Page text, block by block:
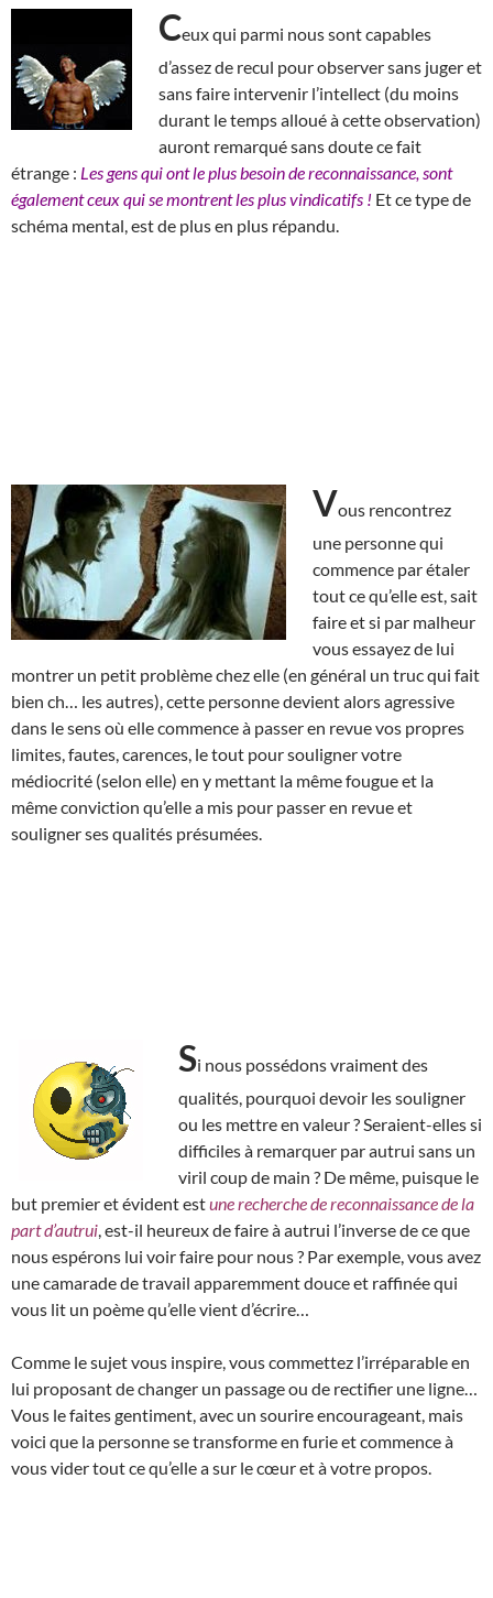
Ceux qui parmi nous sont capables
d’assez de recul pour observer sans juger et
sans faire intervenir l’intellect (du moins
durant le temps alloué à cette observation)
auront remarqué sans doute ce fait
étrange : Les gens qui ont le plus besoin de reconnaissance, sont
également ceux qui se montrent les plus vindicatifs ! Et ce type de
schéma mental, est de plus en plus répandu.
Vous rencontrez
une personne qui
commence par étaler
tout ce qu’elle est, sait
faire et si par malheur
vous essayez de lui
montrer un petit problème chez elle (en général un truc qui fait
bien ch… les autres), cette personne devient alors agressive
dans le sens où elle commence à passer en revue vos propres
limites, fautes, carences, le tout pour souligner votre
médiocrité (selon elle) en y mettant la même fougue et la
même conviction qu’elle a mis pour passer en revue et
souligner ses qualités présumées.
Si nous possédons vraiment des
qualités, pourquoi devoir les souligner
ou les mettre en valeur ? Seraient-elles si
difficiles à remarquer par autrui sans un
viril coup de main ? De même, puisque le
but premier et évident estune recherche de reconnaissance de la
part d’autrui , est-il heureux de faire à autrui l’inverse de ce que
nous espérons lui voir faire pour nous ? Par exemple, vous avez
une camarade de travail apparemment douce et raffinée qui
vous lit un poème qu’elle vient d’écrire…
Comme le sujet vous inspire, vous commettez l’irréparable en
lui proposant de changer un passage ou de rectifier une ligne…
Vous le faites gentiment, avec un sourire encourageant, mais
voici que la personne se transforme en furie et commence à
vous vider tout ce qu’elle a sur le cœur et à votre propos.